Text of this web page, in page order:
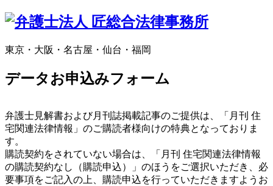
東京・大阪・名古屋・仙台・福岡
データお申込みフォーム
弁護士見解書および月刊誌掲載記事のご提供は、「月刊 住
宅関連法律情報」のご購読者様向けの特典となっておりま
す。
購読契約をされていない場合は、「月刊 住宅関連法律情報
の購読契約なし（購読申込）」のほうをご選択いただき、必
要事項をご記入の上、購読申込を行っていただきますようお